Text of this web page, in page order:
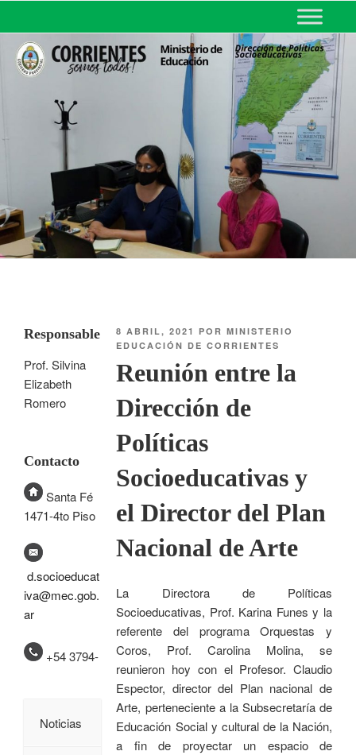
MINISTERIO DE EDUCACIÓN
DE CORRIENTES
8 ABRIL, 2021 PORMINISTERIO
EDUCACIÓN DE CORRIENTES
Reunión entre la
Dirección de
Políticas
Socioeducativas y
el Director del Plan
Nacional de Arte
La Directora de Políticas
Socioeducativas, Prof. Karina Funes y la
referente del programa Orquestas y
Coros, Prof. Carolina Molina, se
reunieron hoy con el Profesor. Claudio
Espector, director del Plan nacional de
Arte, perteneciente a la Subsecretaría de
Educación Social y cultural de la Nación,
a fin de proyectar un espacio de
Responsable
Prof. Silvina
Elizabeth
Romero
Contacto
Santa Fé
1471-4to Piso
d.socioeducat
iva@mec.gob.
ar
+54 3794-
Noticias